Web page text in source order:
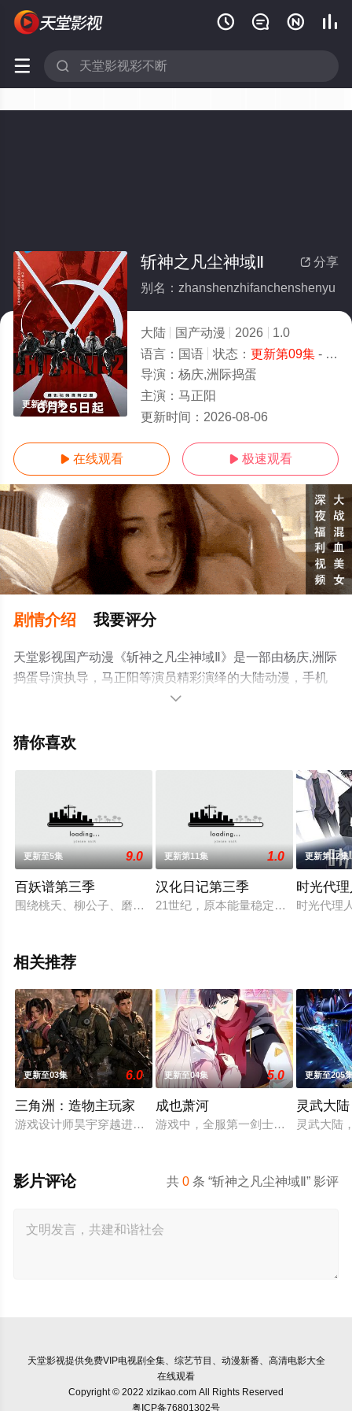
   
 
更新第09集
 分享
斩神之凡尘神域Ⅱ
别名：zhanshenzhifanchenshenyu
大陆 国产动漫 2026
1.0
语言： 国语 状态： 更新第09集- 免费在线观看
导演： 杨庆,洲际捣蛋
主演： 马正阳
更新时间： 2026-08-06
 在线观看  极速观看
剧情介绍 我要评分
天堂影视国产动漫《斩神之凡尘神域Ⅱ》是一部由杨庆,洲际
捣蛋导演执导，马正阳等演员精彩演绎的大陆动漫，手机
免费观看高清无删减完整版动漫全集就上天堂电影网，更
解。

猜你喜欢
更新至5集 9.0
百妖谱第三季
围绕桃夭、柳公子、磨牙一行在京师的游历，展示了人与人，
更新第11集 1.0
汉化日记第三季
21世纪，原本能量稳定的人、神、
更新第12集
时光代
时光代理
相关推荐
更新至03集 6.0
三角洲：造物主玩家
游戏设计师昊宇穿越进自设游戏，凭造物主般实力折服林晓，
更新至04集 5.0
成也萧河
游戏中，全服第一剑士萧无尽和第一
更新至205
灵武大陆
灵武大陆
共0 条 “斩神之凡尘神域Ⅱ” 影评
影片评论
天堂影视提供免费VIP电视剧全集、综艺节目、动漫新番、高清电影大全
在线观看
Copyright © 2022 xlzikao.com All Rights Reserved
粤ICP备76801302号